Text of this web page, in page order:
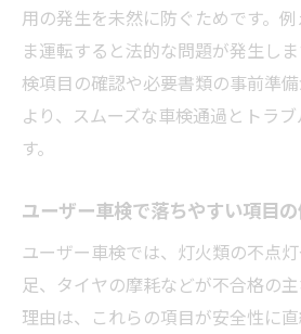
用の発生を未然に防ぐためです。
ま運転すると法的な問題が発生し
検項目の確認や必要書類の事前準
より、スムーズな車検通過とトラ
す。
ユーザー車検で落ちやすい項目
ユーザー車検では、灯火類の不点
足、タイヤの摩耗などが不合格の主
理由は、これらの項目が安全性に